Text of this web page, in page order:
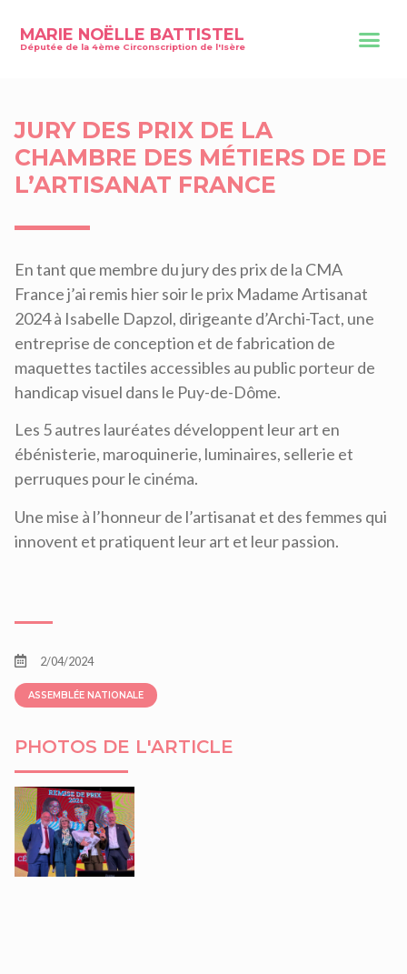
MARIE NOËLLE BATTISTEL
Députée de la 4ème Circonscription de l'Isère
JURY DES PRIX DE LA
CHAMBRE DES MÉTIERS DE DE
L’ARTISANAT FRANCE
En tant que membre du jury des prix de la CMA
France j’ai remis hier soir le prix Madame Artisanat
2024 à Isabelle Dapzol, dirigeante d’Archi-Tact, une
entreprise de conception et de fabrication de
maquettes tactiles accessibles au public porteur de
handicap visuel dans le Puy-de-Dôme.
Les 5 autres lauréates développent leur art en
ébénisterie, maroquinerie, luminaires, sellerie et
perruques pour le cinéma.
Une mise à l’honneur de l’artisanat et des femmes qui
innovent et pratiquent leur art et leur passion.
2/04/2024
ASSEMBLÉE NATIONALE
PHOTOS DE L'ARTICLE